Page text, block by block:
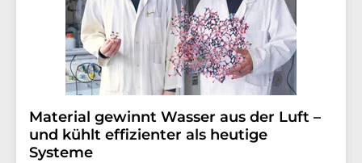
Material gewinnt Wasser aus der Luft –
und kühlt effizienter als heutige
Systeme